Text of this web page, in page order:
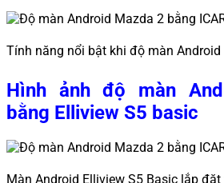
Tính năng nổi bật khi độ màn
Hình ảnh độ màn
bằng Elliview S5 basic
Màn Android Elliview S5 Basic lắp